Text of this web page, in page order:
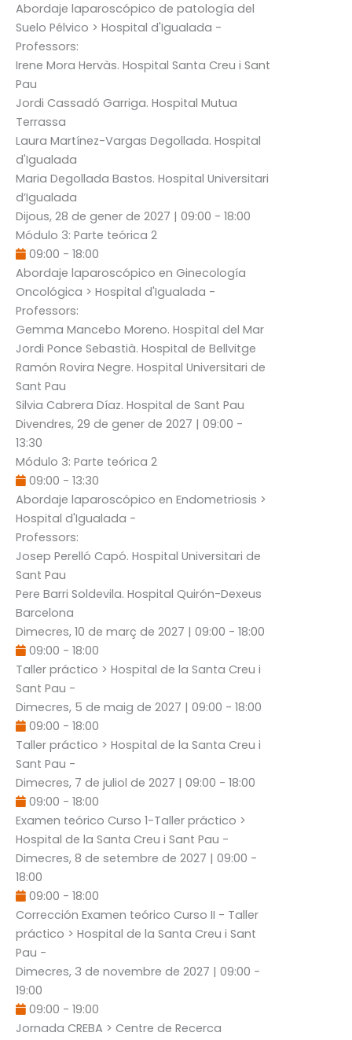
Abordaje laparoscópico de patología del
Suelo Pélvico > Hospital d'Igualada -
Professors:
Irene Mora Hervàs. Hospital Santa Creu i Sant
Pau
Jordi Cassadó Garriga. Hospital Mutua
Terrassa
Laura Martínez-Vargas Degollada. Hospital
d'Igualada
Maria Degollada Bastos. Hospital Universitari
d’Igualada
Dijous, 28 de gener de 2027 | 09:00 - 18:00
Módulo 3: Parte teórica 2
09:00 - 18:00
Abordaje laparoscópico en Ginecología
Oncológica > Hospital d'Igualada -
Professors:
Gemma Mancebo Moreno. Hospital del Mar
Jordi Ponce Sebastià. Hospital de Bellvitge
Ramón Rovira Negre. Hospital Universitari de
Sant Pau
Silvia Cabrera Díaz. Hospital de Sant Pau
Divendres, 29 de gener de 2027 | 09:00 -
13:30
Módulo 3: Parte teórica 2
09:00 - 13:30
Abordaje laparoscópico en Endometriosis >
Hospital d'Igualada -
Professors:
Josep Perelló Capó. Hospital Universitari de
Sant Pau
Pere Barri Soldevila. Hospital Quirón-Dexeus
Barcelona
Dimecres, 10 de març de 2027 | 09:00 - 18:00
09:00 - 18:00
Taller práctico > Hospital de la Santa Creu i
Sant Pau -
Dimecres, 5 de maig de 2027 | 09:00 - 18:00
09:00 - 18:00
Taller práctico > Hospital de la Santa Creu i
Sant Pau -
Dimecres, 7 de juliol de 2027 | 09:00 - 18:00
09:00 - 18:00
Examen teórico Curso 1-Taller práctico >
Hospital de la Santa Creu i Sant Pau -
Dimecres, 8 de setembre de 2027 | 09:00 -
18:00
09:00 - 18:00
Corrección Examen teórico Curso II - Taller
práctico > Hospital de la Santa Creu i Sant
Pau -
Dimecres, 3 de novembre de 2027 | 09:00 -
19:00
09:00 - 19:00
Jornada CREBA > Centre de Recerca